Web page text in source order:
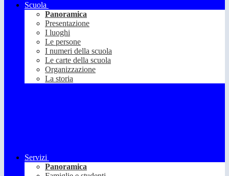
Scuola
Panoramica
Presentazione
I luoghi
Le persone
I numeri della scuola
Le carte della scuola
Organizzazione
La storia
Servizi
Panoramica